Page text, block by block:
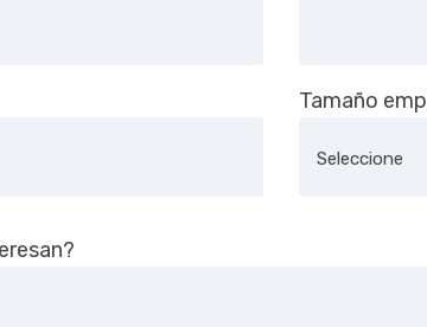
Tamaño